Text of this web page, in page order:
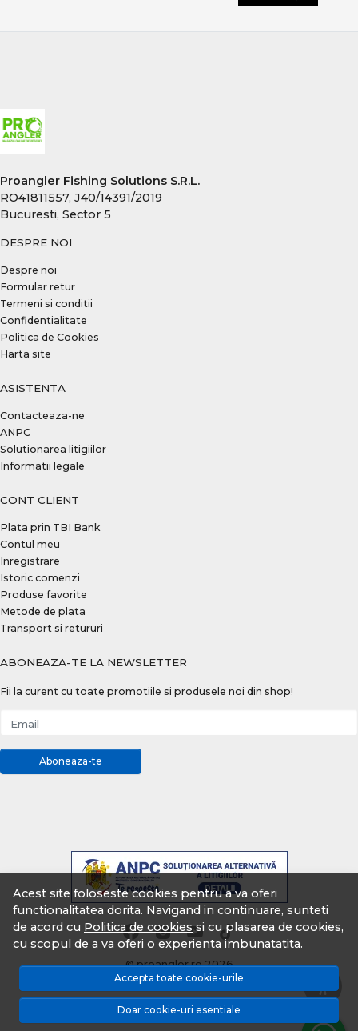
Acest site foloseste cookies pentru a va oferi
functionalitatea dorita. Navigand in continuare, sunteti
de acord cu Politica de cookiessi cu plasarea de cookies,
cu scopul de a va oferi o experienta imbunatatita.
Accepta toate cookie-urile
Doar cookie-uri esentiale
Proangler Fishing Solutions S.R.L.
RO41811557, J40/14391/2019
Bucuresti, Sector 5
DESPRE NOI
Despre noi
Formular retur
Termeni si conditii
Confidentialitate
Politica de Cookies
Harta site
ASISTENTA
Contacteaza-ne
ANPC
Solutionarea litigiilor
Informatii legale
CONT CLIENT
Plata prin TBI Bank
Contul meu
Inregistrare
Istoric comenzi
Produse favorite
Metode de plata
Transport si retururi
ABONEAZA-TE LA NEWSLETTER
Fii la curent cu toate promotiile si produsele noi din shop!
Email
Aboneaza-te
© proangler.ro 2026
Magazin online creat cu MerchantPro